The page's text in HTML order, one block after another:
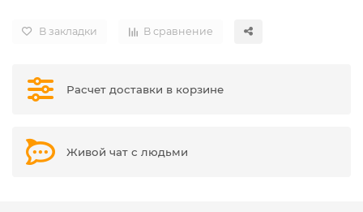
В закладки В сравнение
Расчет доставки в корзине
Живой чат с людьми